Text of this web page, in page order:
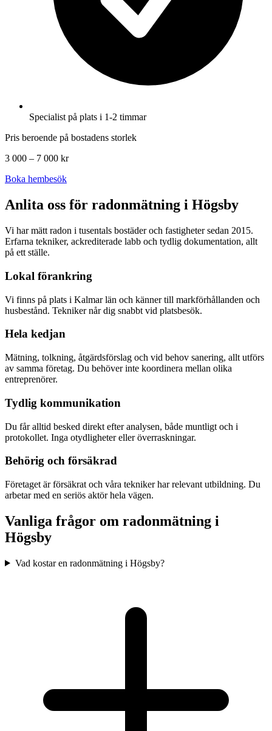
Specialist på plats i 1-2 timmar
Pris beroende på bostadens storlek
3 000 – 7 000 kr
Boka hembesök
Anlita oss för radonmätning i Högsby
Vi har mätt radon i tusentals bostäder och fastigheter sedan 2015.
Erfarna tekniker, ackrediterade labb och tydlig dokumentation, allt
på ett ställe.
Lokal förankring
Vi finns på plats i Kalmar län och känner till markförhållanden och
husbestånd. Tekniker når dig snabbt vid platsbesök.
Hela kedjan
Mätning, tolkning, åtgärdsförslag och vid behov sanering, allt utförs
av samma företag. Du behöver inte koordinera mellan olika
entreprenörer.
Tydlig kommunikation
Du får alltid besked direkt efter analysen, både muntligt och i
protokollet. Inga otydligheter eller överraskningar.
Behörig och försäkrad
Företaget är försäkrat och våra tekniker har relevant utbildning. Du
arbetar med en seriös aktör hela vägen.
Vanliga frågor om radonmätning i
Högsby
Vad kostar en radonmätning i Högsby?